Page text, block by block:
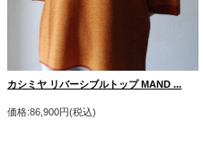
カシミヤ リバーシブルトップ MAND ...
価格:86,900円(税込)